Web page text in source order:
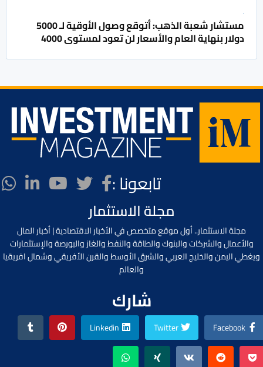
مستشار شعبة الذهب: أتوقع وصول الأوقية لـ 5000
دولار بنهاية العام والأسعار لن تعود لمستوى 4000
تابعونا :
مجلة الاستثمار
مجلة الاستثمار.. أول موقع متخصص في الأخبار الاقتصادية | أخبار المال
والأعمال والشركات والبنوك والطاقة والنفط والغاز والبورصة والإستثمارات
ويغطي اليمن والخليج العربي والشرق الأوسط والقرن الأفريقي وشمال افريقيا
والعالم
شارك
Facebook
Twitter
Linkedin